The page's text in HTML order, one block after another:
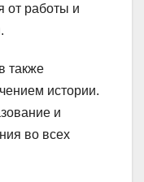
от работы и
также
истории.
и
во всех